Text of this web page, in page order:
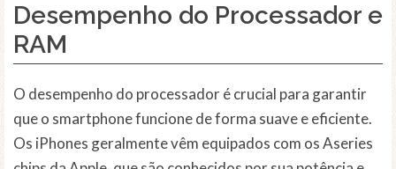
Desempenho do Processador e
RAM
O desempenho do processador é crucial para garantir
que o smartphone funcione de forma suave e eficiente.
Os iPhones geralmente vêm equipados com os Aseries